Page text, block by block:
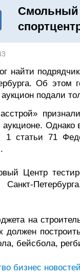
Смольный
найти
Об этом
подали
Однако
1 статьи 71
Центр
Санкт-
на
должен
бейсбола,
бизнес новостей